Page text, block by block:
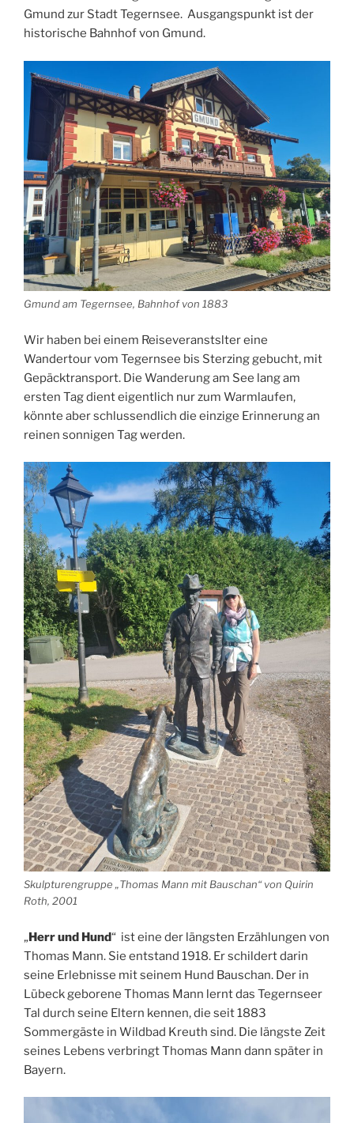
Gmund zur Stadt Tegernsee. Ausgangspunkt ist der
historische Bahnhof von Gmund.
Gmund am Tegernsee, Bahnhof von 1883
Wir haben bei einem Reiseveranstslter eine
Wandertour vom Tegernsee bis Sterzing gebucht, mit
Gepäcktransport. Die Wanderung am See lang am
ersten Tag dient eigentlich nur zum Warmlaufen,
könnte aber schlussendlich die einzige Erinnerung an
reinen sonnigen Tag werden.
Skulpturengruppe „Thomas Mann mit Bauschan“ von Quirin
Roth, 2001
„Herr und Hund“ ist eine der längsten Erzählungen von
Thomas Mann. Sie entstand 1918. Er schildert darin
seine Erlebnisse mit seinem Hund Bauschan. Der in
Lübeck geborene Thomas Mann lernt das Tegernseer
Tal durch seine Eltern kennen, die seit 1883
Sommergäste in Wildbad Kreuth sind. Die längste Zeit
seines Lebens verbringt Thomas Mann dann später in
Bayern.